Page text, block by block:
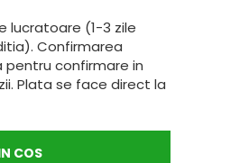
lucratoare (1-3 zile
Confirmarea
pentru confirmare in
Plata se face direct la
COS